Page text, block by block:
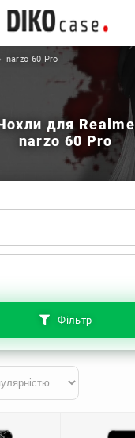
narzo 60 Pro
для Realme
narzo 60 Pro
Фільтр